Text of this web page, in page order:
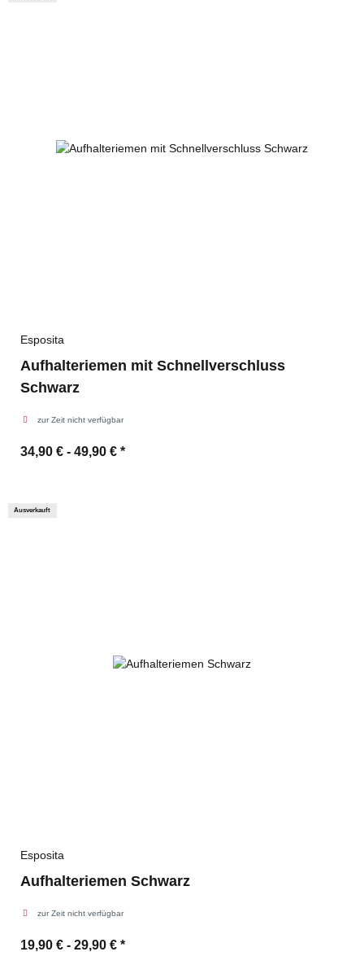
Esposita
Aufhalteriemen mit Schnellverschluss
Schwarz
zur Zeit nicht verfügbar
34,90 € - 49,90 € *
Ausverkauft
Esposita
Aufhalteriemen Schwarz
zur Zeit nicht verfügbar
19,90 € - 29,90 € *